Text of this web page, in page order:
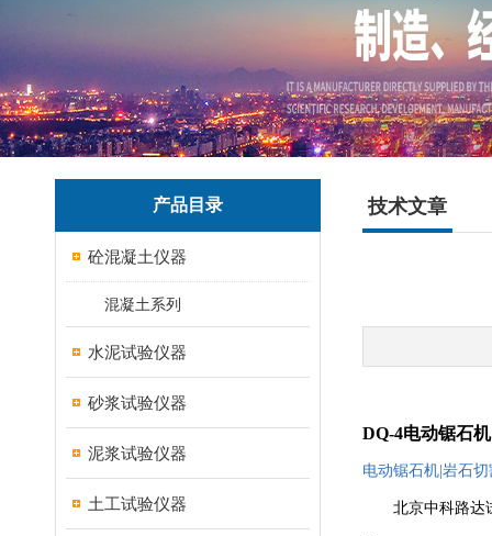
产品目录
砼混凝土仪器
混凝土系列
水泥试验仪器
砂浆试验仪器
泥浆试验仪器
土工试验仪器
技术文章
DQ-4电动锯石机
电动锯石机 岩石切
北京中科路达